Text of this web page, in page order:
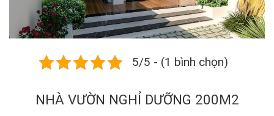
5/5 - (1 bình chọn)
NHÀ VƯỜN NGHỈ DƯỠNG 200M2